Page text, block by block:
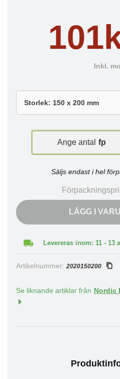
Inkl.
Ange antal fp
Säljs endast i hel
LÄGG I
Levereras inom: 11 - 13
Artikelnummer: 2020150200
Se liknande artiklar från Nordic